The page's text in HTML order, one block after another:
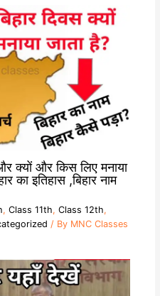
क्यों और किस लिए मनाया
का इतिहास ,बिहार नाम
, Class 11th, Class 12th,
/ By MNC Classes